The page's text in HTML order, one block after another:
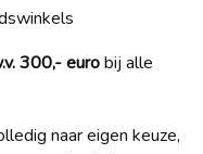
300,- eurobij alle
naar eigen keuze,